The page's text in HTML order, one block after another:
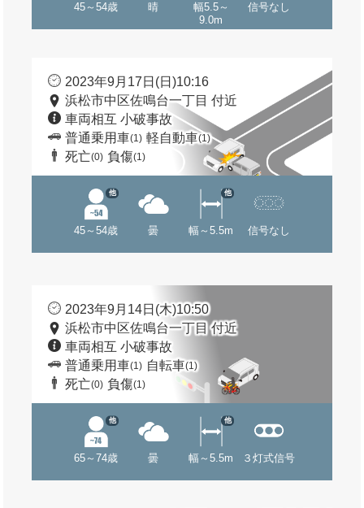
45～54歳 晴
幅5.5～
9.0m
信号なし
2023年9月17日(日)10:16
浜松市中区佐鳴台一丁目 付近
車両相互 小破事故
普通乗用車(1) 軽自動車(1)
死亡(0) 負傷(1)
45～54歳
他
曇 幅～5.5m
他
信号なし
2023年9月14日(木)10:50
浜松市中区佐鳴台一丁目 付近
車両相互 小破事故
普通乗用車(1) 自転車(1)
死亡(0) 負傷(1)
65～74歳
他
曇 幅～5.5m
他
３灯式信号